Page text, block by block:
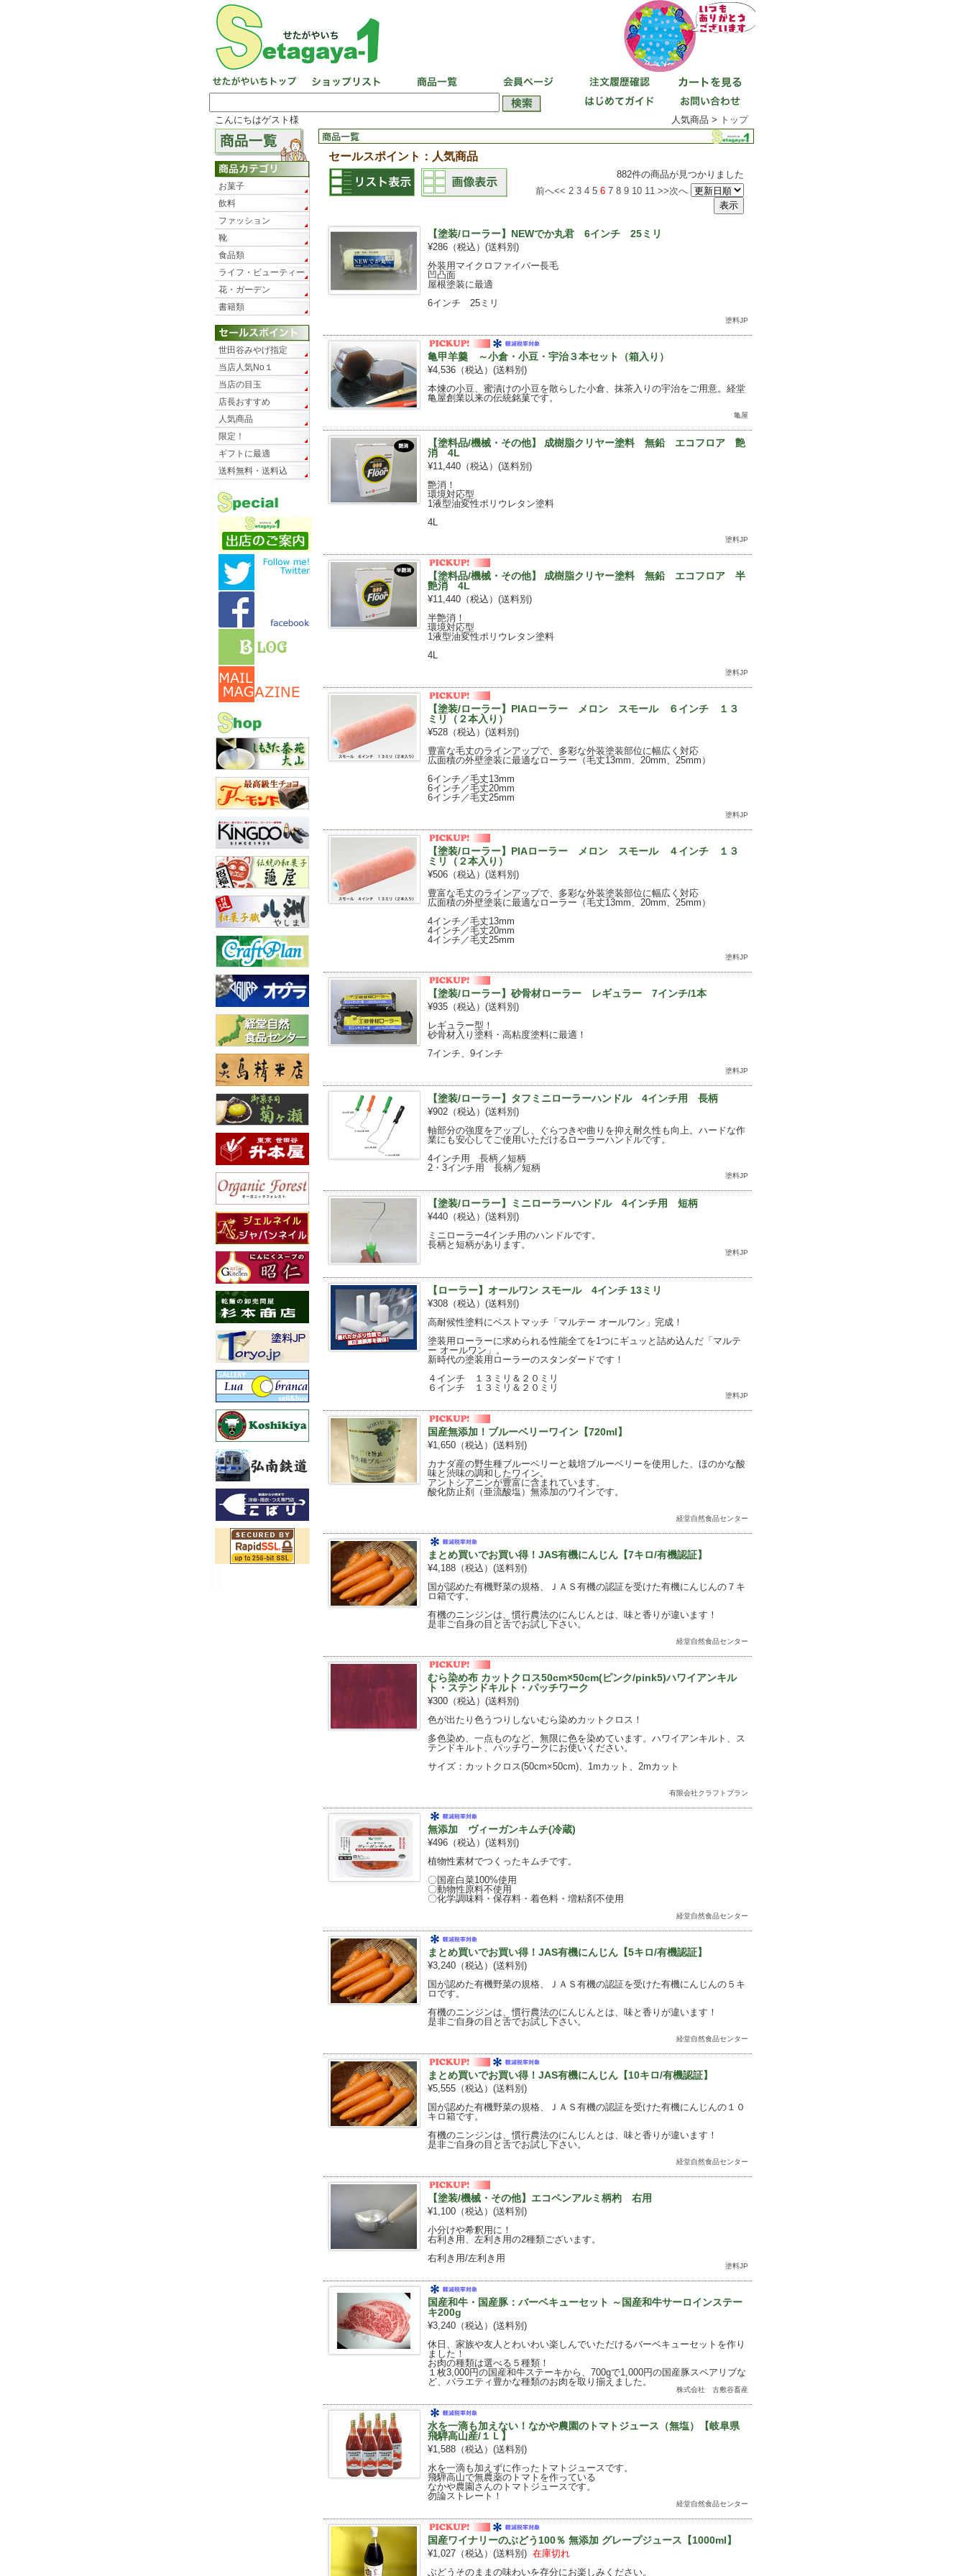
こんにちはゲスト様 人気商品 > トップ
セールスポイント：人気商品
882件の商品が見つかりました
前へ<< 2 3 4 5 6 7 8 9 10 11 >>次へ
【塗装/ローラー】NEWでか丸君 6インチ 25ミリ
¥286（税込） (送料別)
外装用マイクロファイバー長毛
凹凸面
屋根塗装に最適
6インチ 25ミリ
塗料JP
亀甲羊羹 ～小倉・小豆・宇治３本セット（箱入り）
¥4,536（税込） (送料別)
本煉の小豆、蜜漬けの小豆を散らした小倉、抹茶入りの宇治をご用意。経堂
亀屋創業以来の伝統銘菓です。
亀屋
【塗料品/機械・その他】 成樹脂クリヤー塗料 無鉛 エコフロア 艶
消 4L
¥11,440（税込） (送料別)
艶消！
環境対応型
1液型油変性ポリウレタン塗料
4L
塗料JP
【塗料品/機械・その他】 成樹脂クリヤー塗料 無鉛 エコフロア 半
艶消 4L
¥11,440（税込） (送料別)
半艶消！
環境対応型
1液型油変性ポリウレタン塗料
4L
塗料JP
【塗装/ローラー】PIAローラー メロン スモール ６インチ １３
ミリ（２本入り）
¥528（税込） (送料別)
豊富な毛丈のラインアップで、多彩な外装塗装部位に幅広く対応
広面積の外壁塗装に最適なローラー（毛丈13mm、20mm、25mm）
6インチ／毛丈13mm
6インチ／毛丈20mm
6インチ／毛丈25mm
塗料JP
【塗装/ローラー】PIAローラー メロン スモール ４インチ １３
ミリ（２本入り）
¥506（税込） (送料別)
豊富な毛丈のラインアップで、多彩な外装塗装部位に幅広く対応
広面積の外壁塗装に最適なローラー（毛丈13mm、20mm、25mm）
4インチ／毛丈13mm
4インチ／毛丈20mm
4インチ／毛丈25mm
塗料JP
【塗装/ローラー】砂骨材ローラー レギュラー 7インチ/1本
¥935（税込） (送料別)
レギュラー型！
砂骨材入り塗料・高粘度塗料に最適！
7インチ、9インチ
塗料JP
【塗装/ローラー】タフミニローラーハンドル 4インチ用 長柄
¥902（税込） (送料別)
軸部分の強度をアップし、ぐらつきや曲りを抑え耐久性も向上。ハードな作
業にも安心してご使用いただけるローラーハンドルです。
4インチ用 長柄／短柄
2・3インチ用 長柄／短柄
塗料JP
【塗装/ローラー】ミニローラーハンドル 4インチ用 短柄
¥440（税込） (送料別)
ミニローラー4インチ用のハンドルです。
長柄と短柄があります。
塗料JP
【ローラー】オールワン スモール 4インチ 13ミリ
¥308（税込） (送料別)
高耐候性塗料にベストマッチ「マルテー オールワン」完成！
塗装用ローラーに求められる性能全てを1つにギュッと詰め込んだ「マルテ
ー オールワン」。
新時代の塗装用ローラーのスタンダードです！
４インチ １３ミリ＆２０ミリ
６インチ １３ミリ＆２０ミリ
塗料JP
国産無添加！ブルーベリーワイン【720ml】
¥1,650（税込） (送料別)
カナダ産の野生種ブルーベリーと栽培ブルーベリーを使用した、ほのかな酸
味と渋味の調和したワイン。
アントシアニンが豊富に含まれています。
酸化防止剤（亜流酸塩）無添加のワインです。
経堂自然食品センター
まとめ買いでお買い得！JAS有機にんじん【7キロ/有機認証】
¥4,188（税込） (送料別)
国が認めた有機野菜の規格、ＪＡＳ有機の認証を受けた有機にんじんの７キ
ロ箱です。
有機のニンジンは、慣行農法のにんじんとは、味と香りが違います！
是非ご自身の目と舌でお試し下さい。
経堂自然食品センター
むら染め布 カットクロス50cm×50cm(ピンク/pink5)ハワイアンキル
ト・ステンドキルト・パッチワーク
¥300（税込） (送料別)
色が出たり色うつりしないむら染めカットクロス！
多色染め、一点ものなど、無限に色を染めています。ハワイアンキルト、ス
テンドキルト、パッチワークにお使いください。
サイズ：カットクロス(50cm×50cm)、1mカット、2mカット
有限会社クラフトプラン
無添加 ヴィーガンキムチ(冷蔵)
¥496（税込） (送料別)
植物性素材でつくったキムチです。
〇国産白菜100%使用
〇動物性原料不使用
〇化学調味料・保存料・着色料・増粘剤不使用
経堂自然食品センター
まとめ買いでお買い得！JAS有機にんじん【5キロ/有機認証】
¥3,240（税込） (送料別)
国が認めた有機野菜の規格、ＪＡＳ有機の認証を受けた有機にんじんの５キ
ロです。
有機のニンジンは、慣行農法のにんじんとは、味と香りが違います！
是非ご自身の目と舌でお試し下さい。
経堂自然食品センター
まとめ買いでお買い得！JAS有機にんじん【10キロ/有機認証】
¥5,555（税込） (送料別)
国が認めた有機野菜の規格、ＪＡＳ有機の認証を受けた有機にんじんの１０
キロ箱です。
有機のニンジンは、慣行農法のにんじんとは、味と香りが違います！
是非ご自身の目と舌でお試し下さい。
経堂自然食品センター
【塗装/機械・その他】エコペンアルミ柄杓 右用
¥1,100（税込） (送料別)
小分けや希釈用に！
右利き用、左利き用の2種類ございます。
右利き用/左利き用
塗料JP
国産和牛・国産豚：バーベキューセット ～国産和牛サーロインステー
キ200g
¥3,240（税込） (送料別)
休日、家族や友人とわいわい楽しんでいただけるバーベキューセットを作り
ました！
お肉の種類は選べる５種類！
１枚3,000円の国産和牛ステーキから、700gで1,000円の国産豚スペアリブな
ど、バラエティ豊かな種類のお肉を取り揃えました。
株式会社 古敷谷畜産
水を一滴も加えない！なかや農園のトマトジュース（無塩）【岐阜県
飛騨高山産/１Ｌ】
¥1,588（税込） (送料別)
水を一滴も加えずに作ったトマトジュースです。
飛騨高山で無農薬のトマトを作っている
なかや農園さんのトマトジュースです。
勿論ストレート！
経堂自然食品センター
国産ワイナリーのぶどう100％ 無添加 グレープジュース【1000ml】
¥1,027（税込） (送料別) 在庫切れ
ぶどうそのままの味わいを存分にお楽しみください。
お菓子
飲料
ファッション
靴
食品類
ライフ・ビューティー
花・ガーデン
書籍類
世田谷みやげ指定
当店人気No１
当店の目玉
店長おすすめ
人気商品
限定！
ギフトに最適
送料無料・送料込